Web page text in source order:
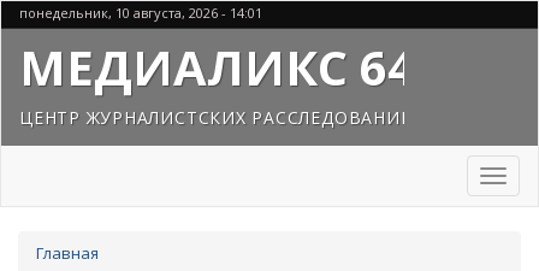
Перейти
к
основному
содержанию
понедельник, 10 августа, 2026 - 14:01
МЕДИАЛИКС 64
ЦЕНТР ЖУРНАЛИСТСКИХ РАССЛЕДОВАНИЙ
Toggle
здесь
Главная